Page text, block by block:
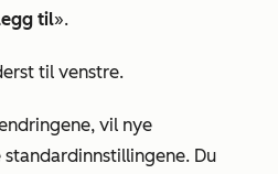
til».
til venstre.
vil nye
Du